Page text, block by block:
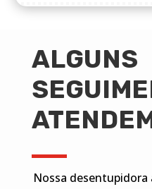
ALGUNS
Nossa desentupidora